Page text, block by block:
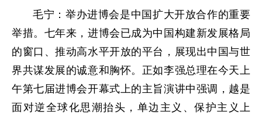
毛宁：举办进博会是中国扩大开放合作的重要
举措。七年来，进博会已成为中国构建新发展格局
的窗口、推动高水平开放的平台，展现出中国与世
界共谋发展的诚意和胸怀。正如李强总理在今天上
午第七届进博会开幕式上的主旨演讲中强调，越是
面对逆全球化思潮抬头，单边主义、保护主义上